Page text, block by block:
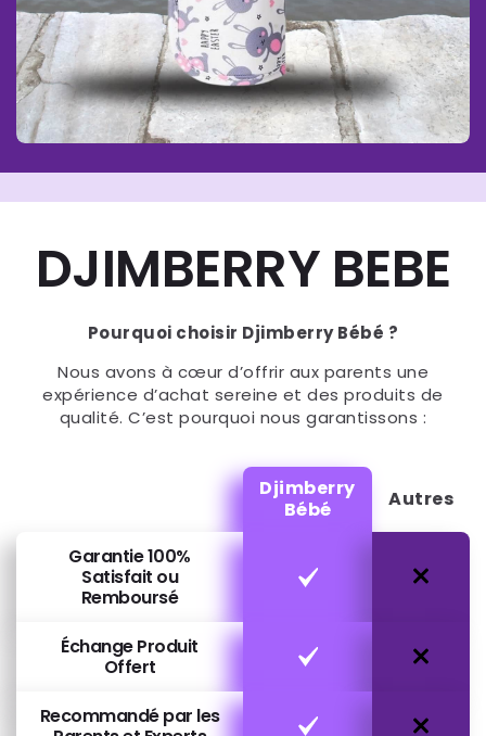
DJIMBERRY BEBE
Pourquoi choisir Djimberry Bébé ?
Nous avons à cœur d’offrir aux parents une
expérience d’achat sereine et des produits de
qualité. C’est pourquoi nous garantissons :
Djimberry
Bébé
Autres
Garantie 100%
Satisfait ou
Remboursé
Échange Produit
Offert
Recommandé par les